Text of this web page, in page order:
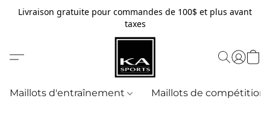
Livraison gratuite pour commandes de 100$ et plus avant
taxes
Maillots d'entraînement Maillots de compétition